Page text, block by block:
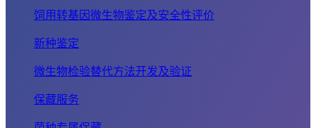
饲用转基因微生物鉴定及安全性评价
新种鉴定
微生物检验替代方法开发及验证
保藏服务